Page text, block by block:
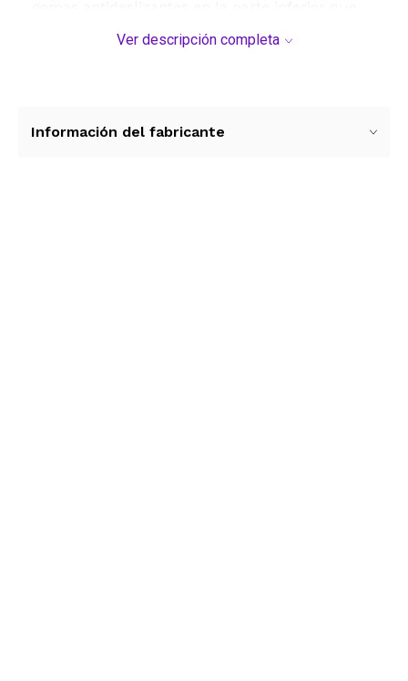
cualquier superficie de trabajo. Este kit de
una pelicula protectora para la pantalla que
Ver descripción completa
Información del fabricante